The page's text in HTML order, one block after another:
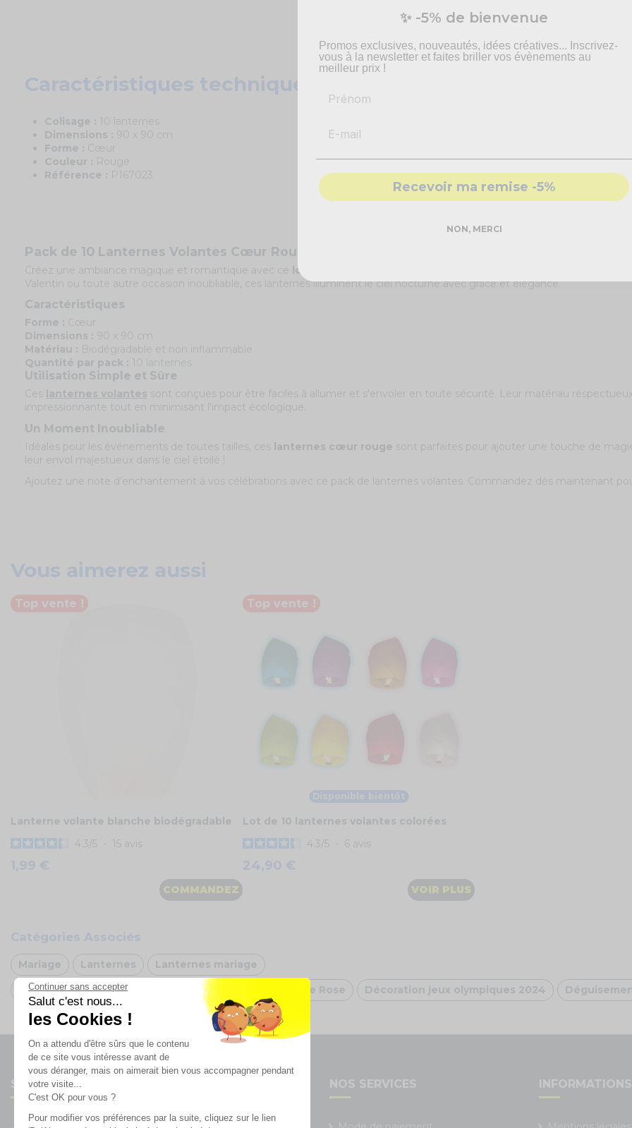
Continuer sans accepter
Salut c'est nous...
les Cookies !
On a attendu d'être sûrs que le contenu
de ce site vous intéresse avant de
vous déranger, mais on aimerait bien vous accompagner pendant
votre visite...
C'est OK pour vous ?
Pour modifier vos préférences par la suite, cliquez sur le lien
Pack de 10 Lanternes Volantes Cœur Rouge
Créez une ambiance magique et romantique avec ce lot de 10 Lanternes Volantes Cœur Rouge . Parfaites pour
Valentin ou toute autre occasion inoubliable, ces lanternes illuminent le ciel nocturne avec grâce et élégance.
Caractéristiques
Forme : Cœur
Dimensions : 90 x 90 cm
Matériau : Biodégradable et non inflammable
Quantité par pack : 10 lanternes
Utilisation Simple et Sûre
Ces lanternes volantes sont conçues pour être faciles à allumer et s'envoler en toute sécurité. Leur matériau
impressionnante tout en minimisant l'impact écologique.
Un Moment Inoubliable
Idéales pour les événements de toutes tailles, ces lanternes cœur rouge sont parfaites pour ajouter une touche de
leur envol majestueux dans le ciel étoilé !
Ajoutez une note d’enchantement à vos célébrations avec ce pack de lanternes volantes. Commandez dès maintenant
Caractéristiques techniques
Colisage : 10 lanternes
Dimensions : 90 x 90 cm
Forme : Cœur
Couleur : Rouge
Référence : P167023
Vous aimerez aussi
Top vente !
Lanterne volante blanche biodégradable
4.3 5 - 15 avis
1,99 €
COMMANDEZ
Top vente !
Disponible bientôt
Lot de 10 lanternes volantes colorées
4.3 5 - 6 avis
24,90 €
VOIR PLUS
Catégories Associés
Mariage Lanternes
Lanternes mariage
Décoration Saint-Valentin 2025
Décoration Octobre Rose Décoration jeux olympiques 2024
Suivez-nous NOS SERVICES INFORMATIONS
✨ -5% de bienvenue
Promos exclusives, nouveautés, idées créatives... Inscrivez-
vous à la newsletter et faites briller vos évènements au
meilleur prix !
Recevoir ma remise -5%
NON, MERCI